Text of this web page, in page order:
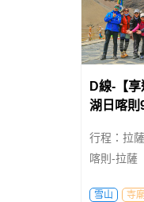
D線-【
湖日喀則
行程：拉
喀則-拉薩
雪山 寺